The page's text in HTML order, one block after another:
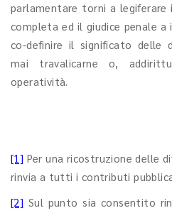
parlamentare torni a legiferare
completa ed il giudice penale
co-definire il significato delle
mai travalicarne o,
operatività.
[1] Per una ricostruzione delle
rinvia a tutti i contributi
[2] Sul punto sia consentito